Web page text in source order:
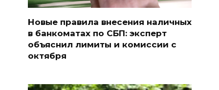
Новые правила внесения наличных
в банкоматах по СБП: эксперт
объяснил лимиты и комиссии с
октября